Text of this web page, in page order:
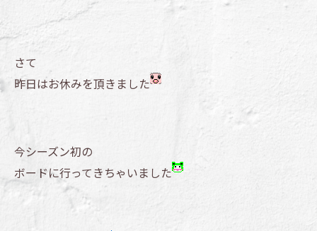
さて
昨日はお休みを頂きました
今シーズン初の
ボードに行ってきちゃいました